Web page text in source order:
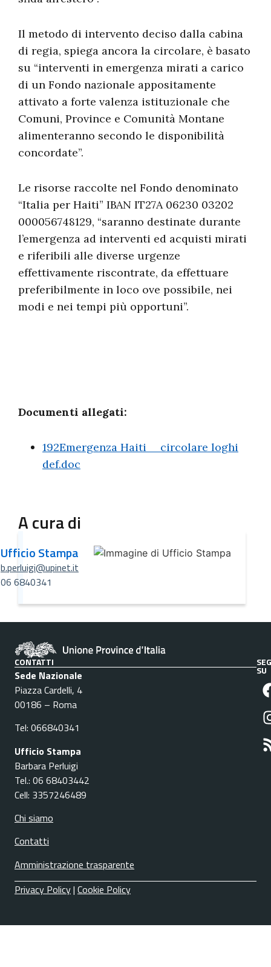
Il metodo di intervento deciso dalla cabina
di regia, spiega ancora la circolare, è basato
su “interventi in emergenza mirati a carico
di un Fondo nazionale appositamente
attivato a forte valenza istituzionale che
Comuni, Province e Comunità Montane
alimenteranno secondo le disponibilità
concordate”.
Le risorse raccolte nel Fondo denominato
“Italia per Haiti” IBAN IT27A 06230 03202
000056748129, “saranno destinate durante
l’emergenza ad interventi ed acquisti mirati
e riferibili alle diverse urgenze
effettivamente riscontrate, da effettuare
preferibilmente in loco ove possibile, nei
modi e nei tempi più opportuni”.
Documenti allegati:
192Emergenza Haiti _ circolare loghi
def.doc
A cura di
Ufficio Stampa
b.perluigi@upinet.it
06 6840341
CONTATTI
Sede Nazionale
Piazza Cardelli, 4
00186 – Roma
Tel: 066840341
Ufficio Stampa
Barbara Perluigi
Tel.: 06 68403442
Cell: 3357246489
Chi siamo
Contatti
Amministrazione trasparente
SU
Privacy Policy| Cookie Policy